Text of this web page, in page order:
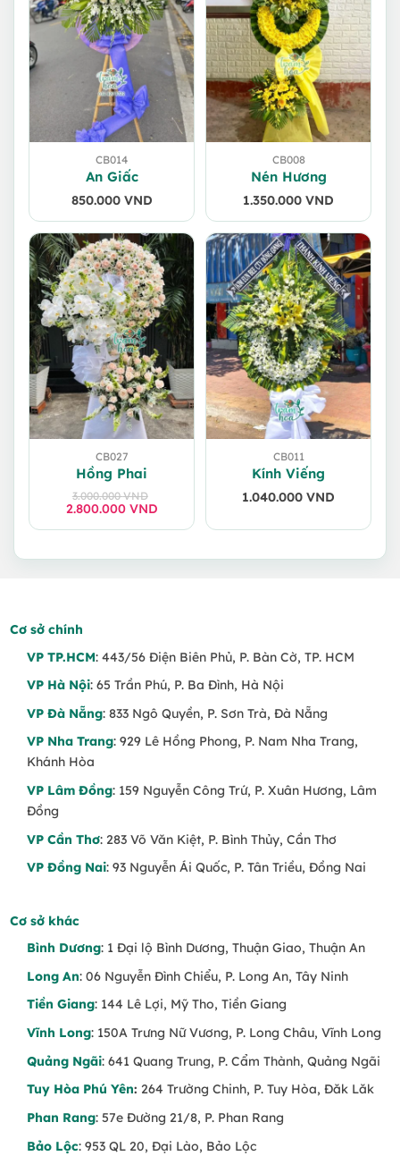
CB014
An Giấc
850.000 VND
CB008
Nén Hương
1.350.000 VND
CB027
Hồng Phai
3.000.000VND
Giá
2.800.000 VND
Giá
CB011
Kính Viếng
1.040.000 VND
Cơ sở chính
VP TP.HCM: 443/56 Điện Biên Phủ, P. Bàn Cờ, TP. HCM
VP Hà Nội: 65 Trần Phú, P. Ba Đình, Hà Nội
VP Đà Nẵng: 833 Ngô Quyền, P. Sơn Trà, Đà Nẵng
VP Nha Trang: 929 Lê Hồng Phong, P. Nam Nha Trang,
Khánh Hòa
VP Lâm Đồng: 159 Nguyễn Công Trứ, P. Xuân Hương, Lâm
Đồng
VP Cần Thơ: 283 Võ Văn Kiệt, P. Bình Thủy, Cần Thơ
VP Đồng Nai: 93 Nguyễn Ái Quốc, P. Tân Triều, Đồng Nai
Cơ sở khác
Bình Dương: 1 Đại lộ Bình Dương, Thuận Giao, Thuận An
Long An: 06 Nguyễn Đình Chiểu, P. Long An, Tây Ninh
Tiền Giang: 144 Lê Lợi, Mỹ Tho, Tiền Giang
Vĩnh Long: 150A Trưng Nữ Vương, P. Long Châu, Vĩnh Long
Quảng Ngãi: 641 Quang Trung, P. Cẩm Thành, Quảng Ngãi
Tuy Hòa Phú Yên: 264 Trường Chinh, P. Tuy Hòa, Đăk Lăk
Phan Rang: 57e Đường 21/8, P. Phan Rang
Bảo Lộc: 953 QL 20, Đại Lào, Bảo Lộc